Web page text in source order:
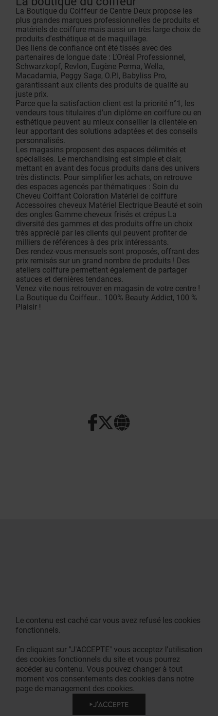
La Boutique du Coiffeur de Centre Deux propose les
plus grandes marques professionnelles de produits et
matériels de coiffure mais aussi un très large choix de
produits d’esthétique et de maquillage.
Des liens de confiance ont été tissés avec des
partenaires de longue date : L’Oréal Professionnel,
Schwarzkopf, Revlon, Eugène Perma, Wella,
Macadamia, Peggy Sage, O.P.I, Babyliss Pro,
garantissant aux clients des produits de qualité au
juste prix.
Parce que la satisfaction client est la priorité n°1, les
vendeurs tous titulaires d’un diplôme en coiffure ou en
esthétique peuvent au mieux conseiller la clientèle en
leur apportant des solutions adaptées et des conseils
personnalisés.
Les magasins proposent des espaces délimités et
spécialisés. Le merchandising est simple et clair,
mettant en avant des focus produits dans des univers
très distincts. Pour simplifier les achats, on retrouve
des espaces agencés par thématiques : Soin du
Cheveu Coiffant Coloration Matériel de coiffure
Accessoires cheveux Matériel Electrique Beauté et soin
des ongles Gamme cheveux frisés et crépus La
diversité des gammes et des produits offre un choix
très apprécié par les clients qui peuvent profiter de
milliers de références à des prix intéressants.
Des rendez-vous mensuels sont proposés, offrant des
prix remisés sur un grand nombre de produits ! Des
ateliers coiffure permettent également de partager
astuces et dernières tendances.
Venez vite nous retrouver en magasin de votre centre !
La Boutique du Coiffeur… 100% Beauty Addict, 100 %
Plaisir !
Le contenu est caché car vous avez refusé les cookies
fonctionnels.
En cliquant sur "J'ACCEPTE" vous acceptez l'utilisation
des cookies fonctionnels du site et vous pourrez
accéder au contenu. Vous pouvez changer à tout
moment vos consentements des cookies dans notre
page de management des cookies.
J'ACCEPTE